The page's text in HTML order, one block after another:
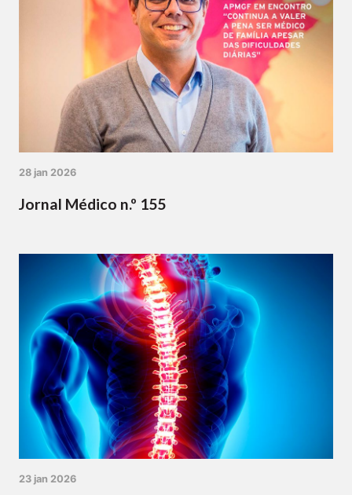
28 jan 2026
Jornal Médico n.º 155
23 jan 2026